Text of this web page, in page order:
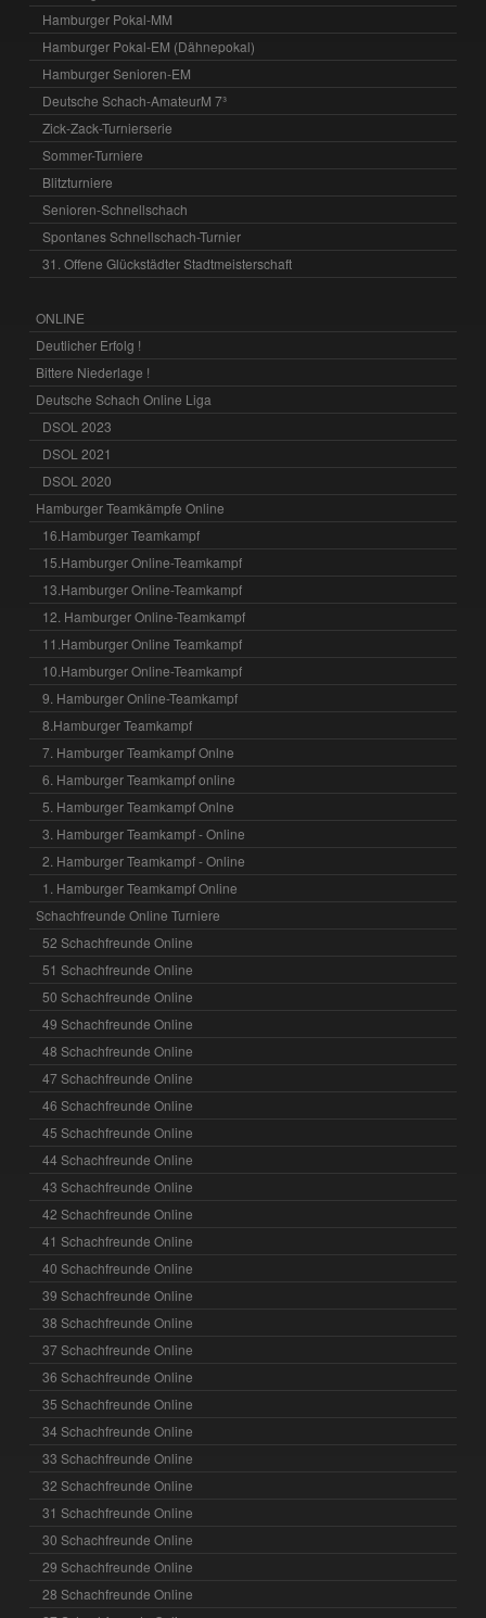
Hamburger Pokal-MM
Hamburger Pokal-EM (Dähnepokal)
Hamburger Senioren-EM
Deutsche Schach-AmateurM 7³
Zick-Zack-Turnierserie
Sommer-Turniere
Blitzturniere
Senioren-Schnellschach
Spontanes Schnellschach-Turnier
31. Offene Glückstädter Stadtmeisterschaft
ONLINE
Deutlicher Erfolg !
Bittere Niederlage !
Deutsche Schach Online Liga
DSOL 2023
DSOL 2021
DSOL 2020
Hamburger Teamkämpfe Online
16.Hamburger Teamkampf
15.Hamburger Online-Teamkampf
13.Hamburger Online-Teamkampf
12. Hamburger Online-Teamkampf
11.Hamburger Online Teamkampf
10.Hamburger Online-Teamkampf
9. Hamburger Online-Teamkampf
8.Hamburger Teamkampf
7. Hamburger Teamkampf Onlne
6. Hamburger Teamkampf online
5. Hamburger Teamkampf Onlne
3. Hamburger Teamkampf - Online
2. Hamburger Teamkampf - Online
1. Hamburger Teamkampf Online
Schachfreunde Online Turniere
52 Schachfreunde Online
51 Schachfreunde Online
50 Schachfreunde Online
49 Schachfreunde Online
48 Schachfreunde Online
47 Schachfreunde Online
46 Schachfreunde Online
45 Schachfreunde Online
44 Schachfreunde Online
43 Schachfreunde Online
42 Schachfreunde Online
41 Schachfreunde Online
40 Schachfreunde Online
39 Schachfreunde Online
38 Schachfreunde Online
37 Schachfreunde Online
36 Schachfreunde Online
35 Schachfreunde Online
34 Schachfreunde Online
33 Schachfreunde Online
32 Schachfreunde Online
31 Schachfreunde Online
30 Schachfreunde Online
29 Schachfreunde Online
28 Schachfreunde Online